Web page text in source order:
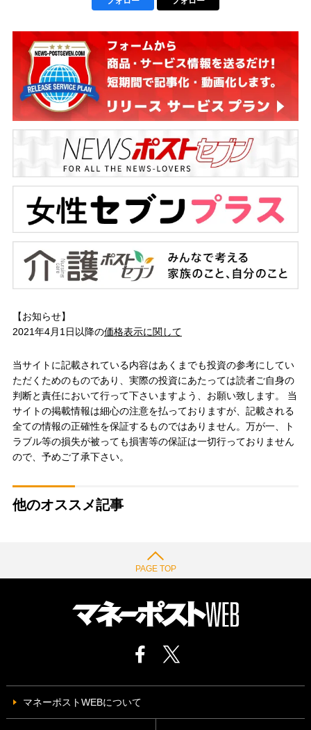
【お知らせ】
2021年4月1日以降の価格表示に関して
当サイトに記載されている内容はあくまでも投資の参考にしてい
ただくためのものであり、実際の投資にあたっては読者ご自身の
判断と責任において行って下さいますよう、お願い致します。 当
サイトの掲載情報は細心の注意を払っておりますが、記載される
全ての情報の正確性を保証するものではありません。万が一、ト
ラブル等の損失が被っても損害等の保証は一切行っておりません
ので、予めご了承下さい。
他のオススメ記事
PAGE TOP
マネーポストWEBについて